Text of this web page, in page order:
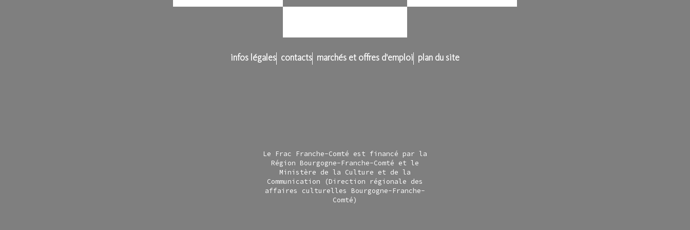
infos légales contacts marchés et offres d'emploi plan du site
Le Frac Franche-Comté est financé par la
Région Bourgogne-Franche-Comté et le
Ministère de la Culture et de la
Communication (Direction régionale des
affaires culturelles Bourgogne-Franche-
Comté)